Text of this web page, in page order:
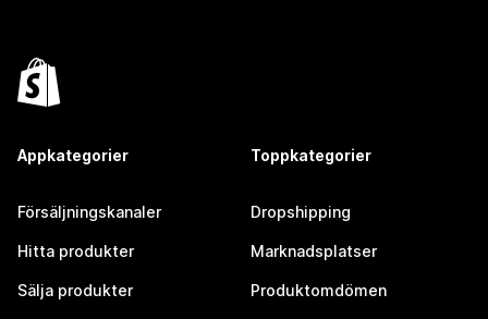
Appkategorier
Försäljningskanaler
Hitta produkter
Sälja produkter
Toppkategorier
Dropshipping
Marknadsplatser
Produktomdömen